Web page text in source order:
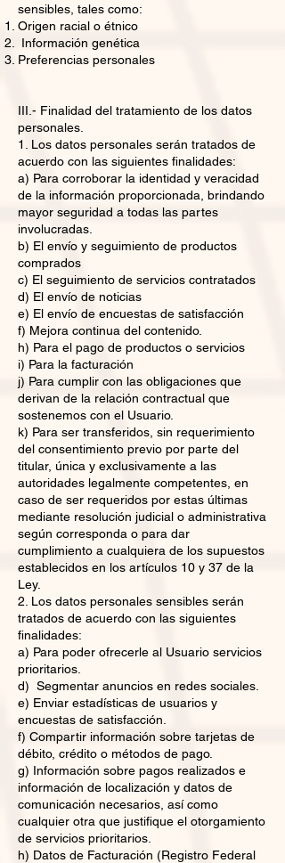
sensibles, tales como:
Origen racial o étnico
Información genética
Preferencias personales
III.- Finalidad del tratamiento de los datos
personales.
1. Los datos personales serán tratados de
acuerdo con las siguientes finalidades:
a) Para corroborar la identidad y veracidad
de la información proporcionada, brindando
mayor seguridad a todas las partes
involucradas.
b) El envío y seguimiento de productos
comprados
c) El seguimiento de servicios contratados
d) El envío de noticias
e) El envío de encuestas de satisfacción
f) Mejora continua del contenido.
h) Para el pago de productos o servicios
i) Para la facturación
j) Para cumplir con las obligaciones que
derivan de la relación contractual que
sostenemos con el Usuario.
k) Para ser transferidos, sin requerimiento
del consentimiento previo por parte del
titular, única y exclusivamente a las
autoridades legalmente competentes, en
caso de ser requeridos por estas últimas
mediante resolución judicial o administrativa
según corresponda o para dar
cumplimiento a cualquiera de los supuestos
establecidos en los artículos 10 y 37 de la
Ley.
2. Los datos personales sensibles serán
tratados de acuerdo con las siguientes
finalidades:
a) Para poder ofrecerle al Usuario servicios
prioritarios.
d) Segmentar anuncios en redes sociales.
e) Enviar estadísticas de usuarios y
encuestas de satisfacción.
f) Compartir información sobre tarjetas de
débito, crédito o métodos de pago.
g) Información sobre pagos realizados e
información de localización y datos de
comunicación necesarios, así como
cualquier otra que justifique el otorgamiento
de servicios prioritarios.
h) Datos de Facturación (Registro Federal